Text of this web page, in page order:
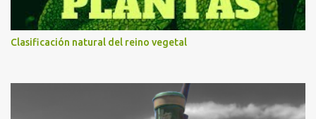
Clasificación natural del reino vegetal